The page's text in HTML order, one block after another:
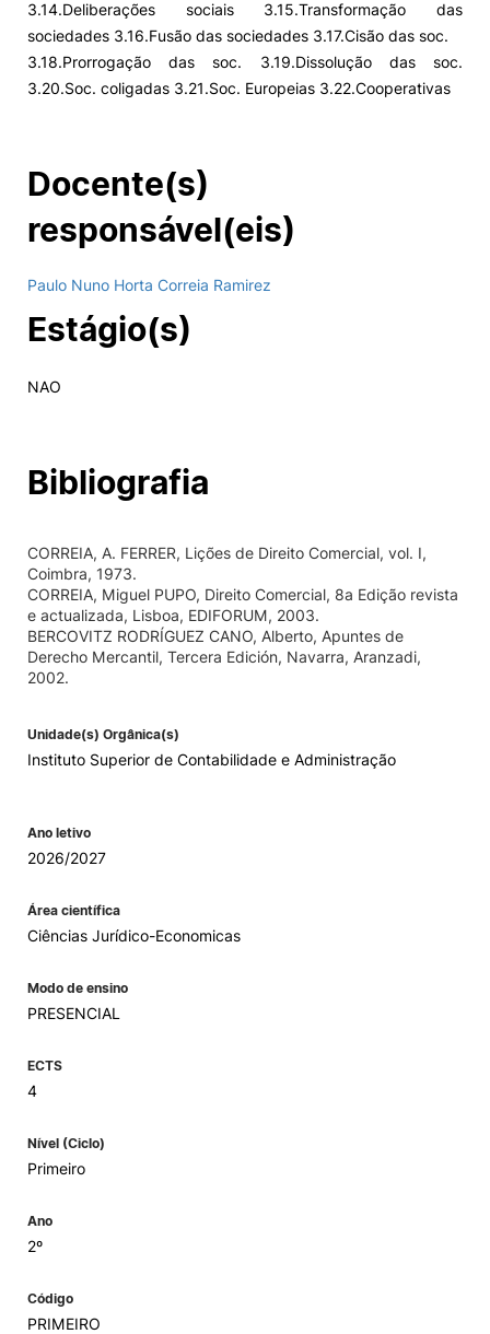
3.14.Deliberações sociais 3.15.Transformação das
sociedades 3.16.Fusão das sociedades 3.17.Cisão das soc.
3.18.Prorrogação das soc. 3.19.Dissolução das soc.
3.20.Soc. coligadas 3.21.Soc. Europeias 3.22.Cooperativas
Docente(s)
responsável(eis)
Paulo Nuno Horta Correia Ramirez
Estágio(s)
NAO
Bibliografia
CORREIA, A. FERRER, Lições de Direito Comercial, vol. I,
Coimbra, 1973.
CORREIA, Miguel PUPO, Direito Comercial, 8a Edição revista
e actualizada, Lisboa, EDIFORUM, 2003.
BERCOVITZ RODRÍGUEZ CANO, Alberto, Apuntes de
Derecho Mercantil, Tercera Edición, Navarra, Aranzadi,
2002.
Unidade(s) Orgânica(s)
Instituto Superior de Contabilidade e Administração
Ano letivo
2026/2027
Área científica
Ciências Jurídico-Economicas
Modo de ensino
PRESENCIAL
ECTS
4
Nível (Ciclo)
Primeiro
Ano
2º
Código
PRIMEIRO